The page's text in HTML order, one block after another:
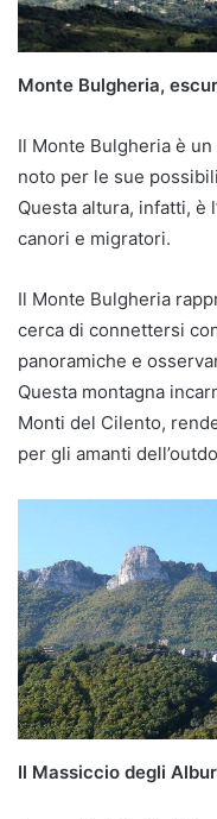
Monte Bulgheria,
Il Monte Bulgheria è
noto per le sue
Questa altura, infatti, è
canori e migratori.
Il Monte Bulgheria
cerca di connettersi
panoramiche e
Questa montagna
Monti del Cilento,
per gli amanti
Il Massiccio degli